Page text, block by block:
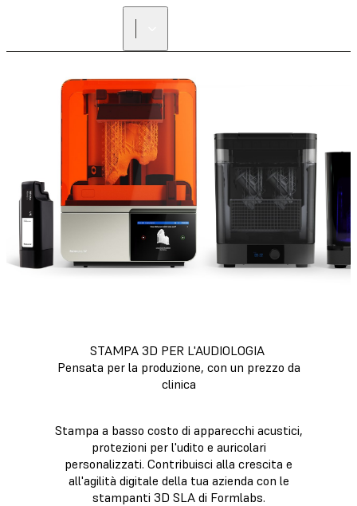
STAMPA 3D PER L'AUDIOLOGIA
Pensata per la produzione, con un prezzo da
clinica
Stampa a basso costo di apparecchi acustici,
protezioni per l'udito e auricolari
personalizzati. Contribuisci alla crescita e
all'agilità digitale della tua azienda con le
stampanti 3D SLA di Formlabs.